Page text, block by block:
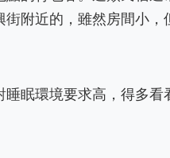
附近的，雖然房間小
眠環境要求高，得多看